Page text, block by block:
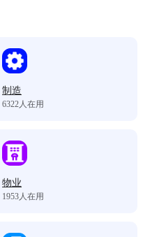
制造
6322人在用
物业
1953人在用